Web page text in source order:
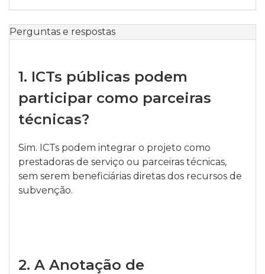
Perguntas e respostas
1. ICTs públicas podem
participar como parceiras
técnicas?
Sim. ICTs podem integrar o projeto como
prestadoras de serviço ou parceiras técnicas,
sem serem beneficiárias diretas dos recursos de
subvenção.
2. A Anotação de